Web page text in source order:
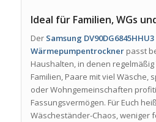
Ideal für Familien, WGs
Der Samsung DV90DG6845HHU3
Wärmepumpentrocknerpasst
Haushalten, in denen
Familien, Paare mit viel Wäsche,
oder Wohngemeinschaften
Fassungsvermögen. Für Euch
Wäscheständer-Chaos, weniger